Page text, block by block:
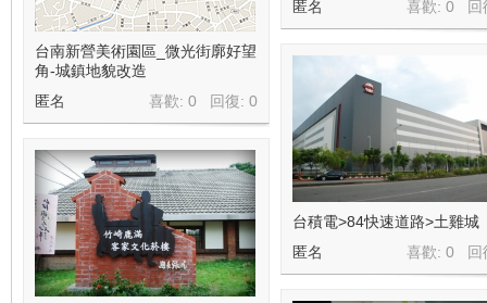
喜歡: 0 回
匿名
台南新營美術園區_微光街廓好望
角-城鎮地貌改造
喜歡: 0 回復: 0
匿名
台積電>84快速道路>土雞城
喜歡: 0 回
匿名